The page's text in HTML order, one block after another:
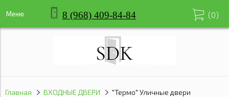
Меню 8 (968) 409-84-84 (0)
Главная ВХОДНЫЕ ДВЕРИ "Термо" Уличные двери